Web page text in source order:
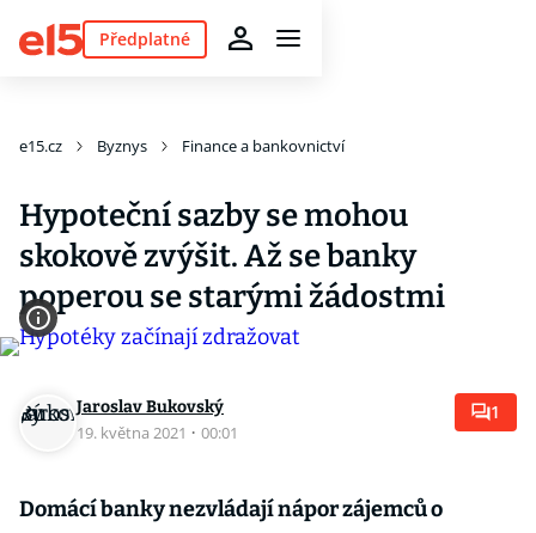
Předplatné
e15.cz Byznys Finance a bankovnictví
Hypoteční sazby se mohou
skokově zvýšit. Až se banky
poperou se starými žádostmi
Jaroslav Bukovský
19. května 2021 · 00:01
1
Domácí banky nezvládají nápor zájemců o